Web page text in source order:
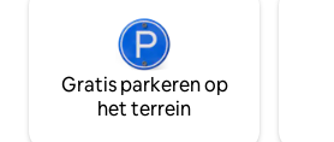
Gratis parkeren op
het terrein